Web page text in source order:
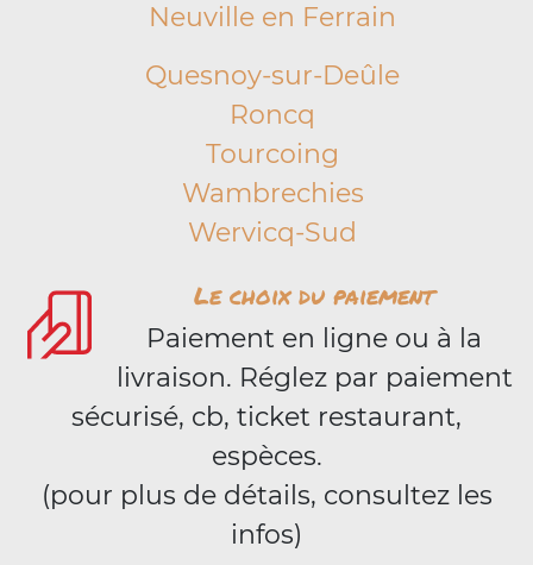
Neuville en Ferrain
Quesnoy-sur-Deûle
Roncq
Tourcoing
Wambrechies
Wervicq-Sud
Le choix du paiement
Paiement en ligne ou à la
livraison. Réglez par paiement
sécurisé, cb, ticket restaurant,
espèces.
(pour plus de détails, consultez les
infos)